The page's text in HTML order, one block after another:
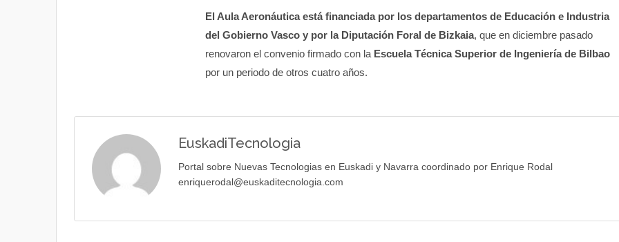
El Aula Aeronáutica está financiada por los departamentos de Educación e Industria
del Gobierno Vasco y por la Diputación Foral de Bizkaia, que en diciembre pasado
renovaron el convenio firmado con la Escuela Técnica Superior de Ingeniería de Bilbao
por un periodo de otros cuatro años.
EuskadiTecnologia
Portal sobre Nuevas Tecnologias en Euskadi y Navarra coordinado por Enrique Rodal
enriquerodal@euskaditecnologia.com